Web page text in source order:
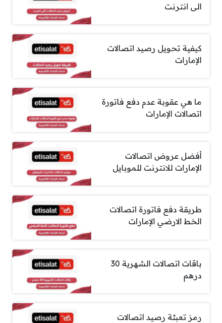
الى انترنت
كيفية تحويل رصيد اتصالات
الإمارات
ما هي عقوبة عدم دفع فاتورة
اتصالات الإمارات
أفضل عروض اتصالات
الإمارات للانترنت للموبايل
طريقة دفع فاتورة اتصالات
الخط الارضي الإمارات
باقات اتصالات الشهرية 30
درهم
رمز تعبئة رصيد اتصالات